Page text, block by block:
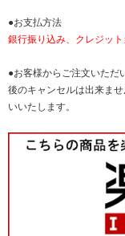
●お支払方法
銀行振り込み、クレジッ
●お客様からご注文いただ
後のキャンセルは出来ま
いいたします。